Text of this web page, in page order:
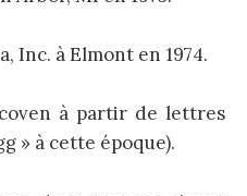
Inc. à Elmont en 1974.
à partir de lettres
» à cette époque).